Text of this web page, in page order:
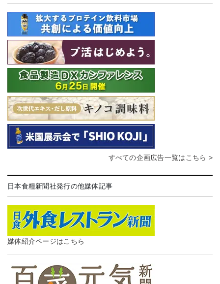
すべての企画広告一覧はこちら >
日本食糧新聞社発行の他媒体記事
媒体紹介ページはこちら